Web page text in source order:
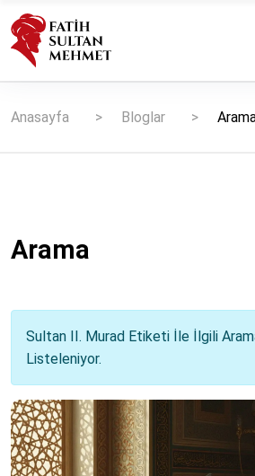
Anasayfa Bloglar
Arama
Sultan II. Murad Etiketi İle İlgili
Listeleniyor.